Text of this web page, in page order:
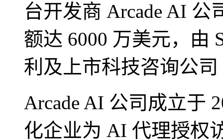
台开发商 Arcade AI
额达 6000 万美元，由
利及上市科技咨询公
Arcade AI 公司成立于
化企业为 AI 代理授权